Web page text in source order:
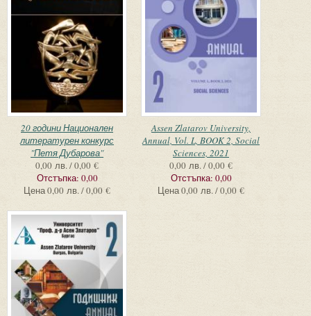
20 години Национален
литературен конкурс
"Петя Дубарова"
0,00 лв. / 0,00 €
Отстъпка: 0,00
Цена0,00 лв. / 0,00 €
Assen Zlatarov University,
Annual, Vol. L, BOOK 2, Social
Sciences, 2021
0,00 лв. / 0,00 €
Отстъпка: 0,00
Цена0,00 лв. / 0,00 €